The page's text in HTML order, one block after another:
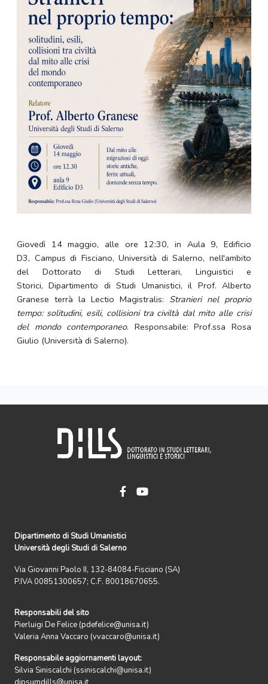
Giovedì 14 maggio, alle ore 12:30, in Aula 9, Edificio
D3, Campus di Fisciano, Università di Salerno, nell'ambito
del Dottorato di Studi Letterari, Linguistici e
Storici, Dipartimento di Studi Umanistici, il Prof. Alberto
Granese terrà la Lectio Magistralis: Stranieri nel proprio
tempo: solitudini, esili, collisioni tra civiltà dal mito alle crisi
del mondo contemporaneo. Responsabile: Prof.ssa Rosa
Giulio (Università di Salerno).
Dipartimento di Studi Umanistici
Università degli Studi di Salerno
Via Giovanni Paolo II, 132-84084-Fisciano (SA)
P.IVA 00851300657; C.F. 80018670655.
Responsabili del sito
Pierluigi De Felice (pdefelice@unisa.it)
Valeria Anna Vaccaro (vvaccaro@unisa.it)
Responsabile aggiornamenti layout:
Silvia Siniscalchi (ssiniscalchi@unisa.it)